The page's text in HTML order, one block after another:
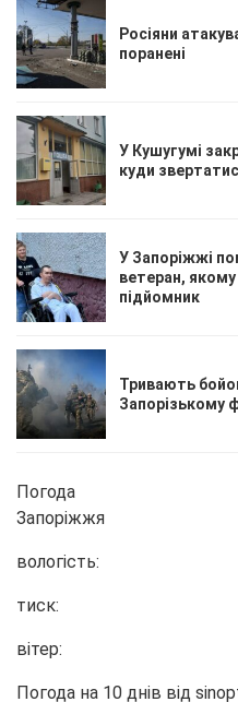
Росіяни
поранені
У Кушугумі
куди
У Запоріжжі
ветеран,
підйомник
Тривають
Запорізькому
Погода
Запоріжжя
вологість:
тиск:
вітер:
Погода на 10 днів від